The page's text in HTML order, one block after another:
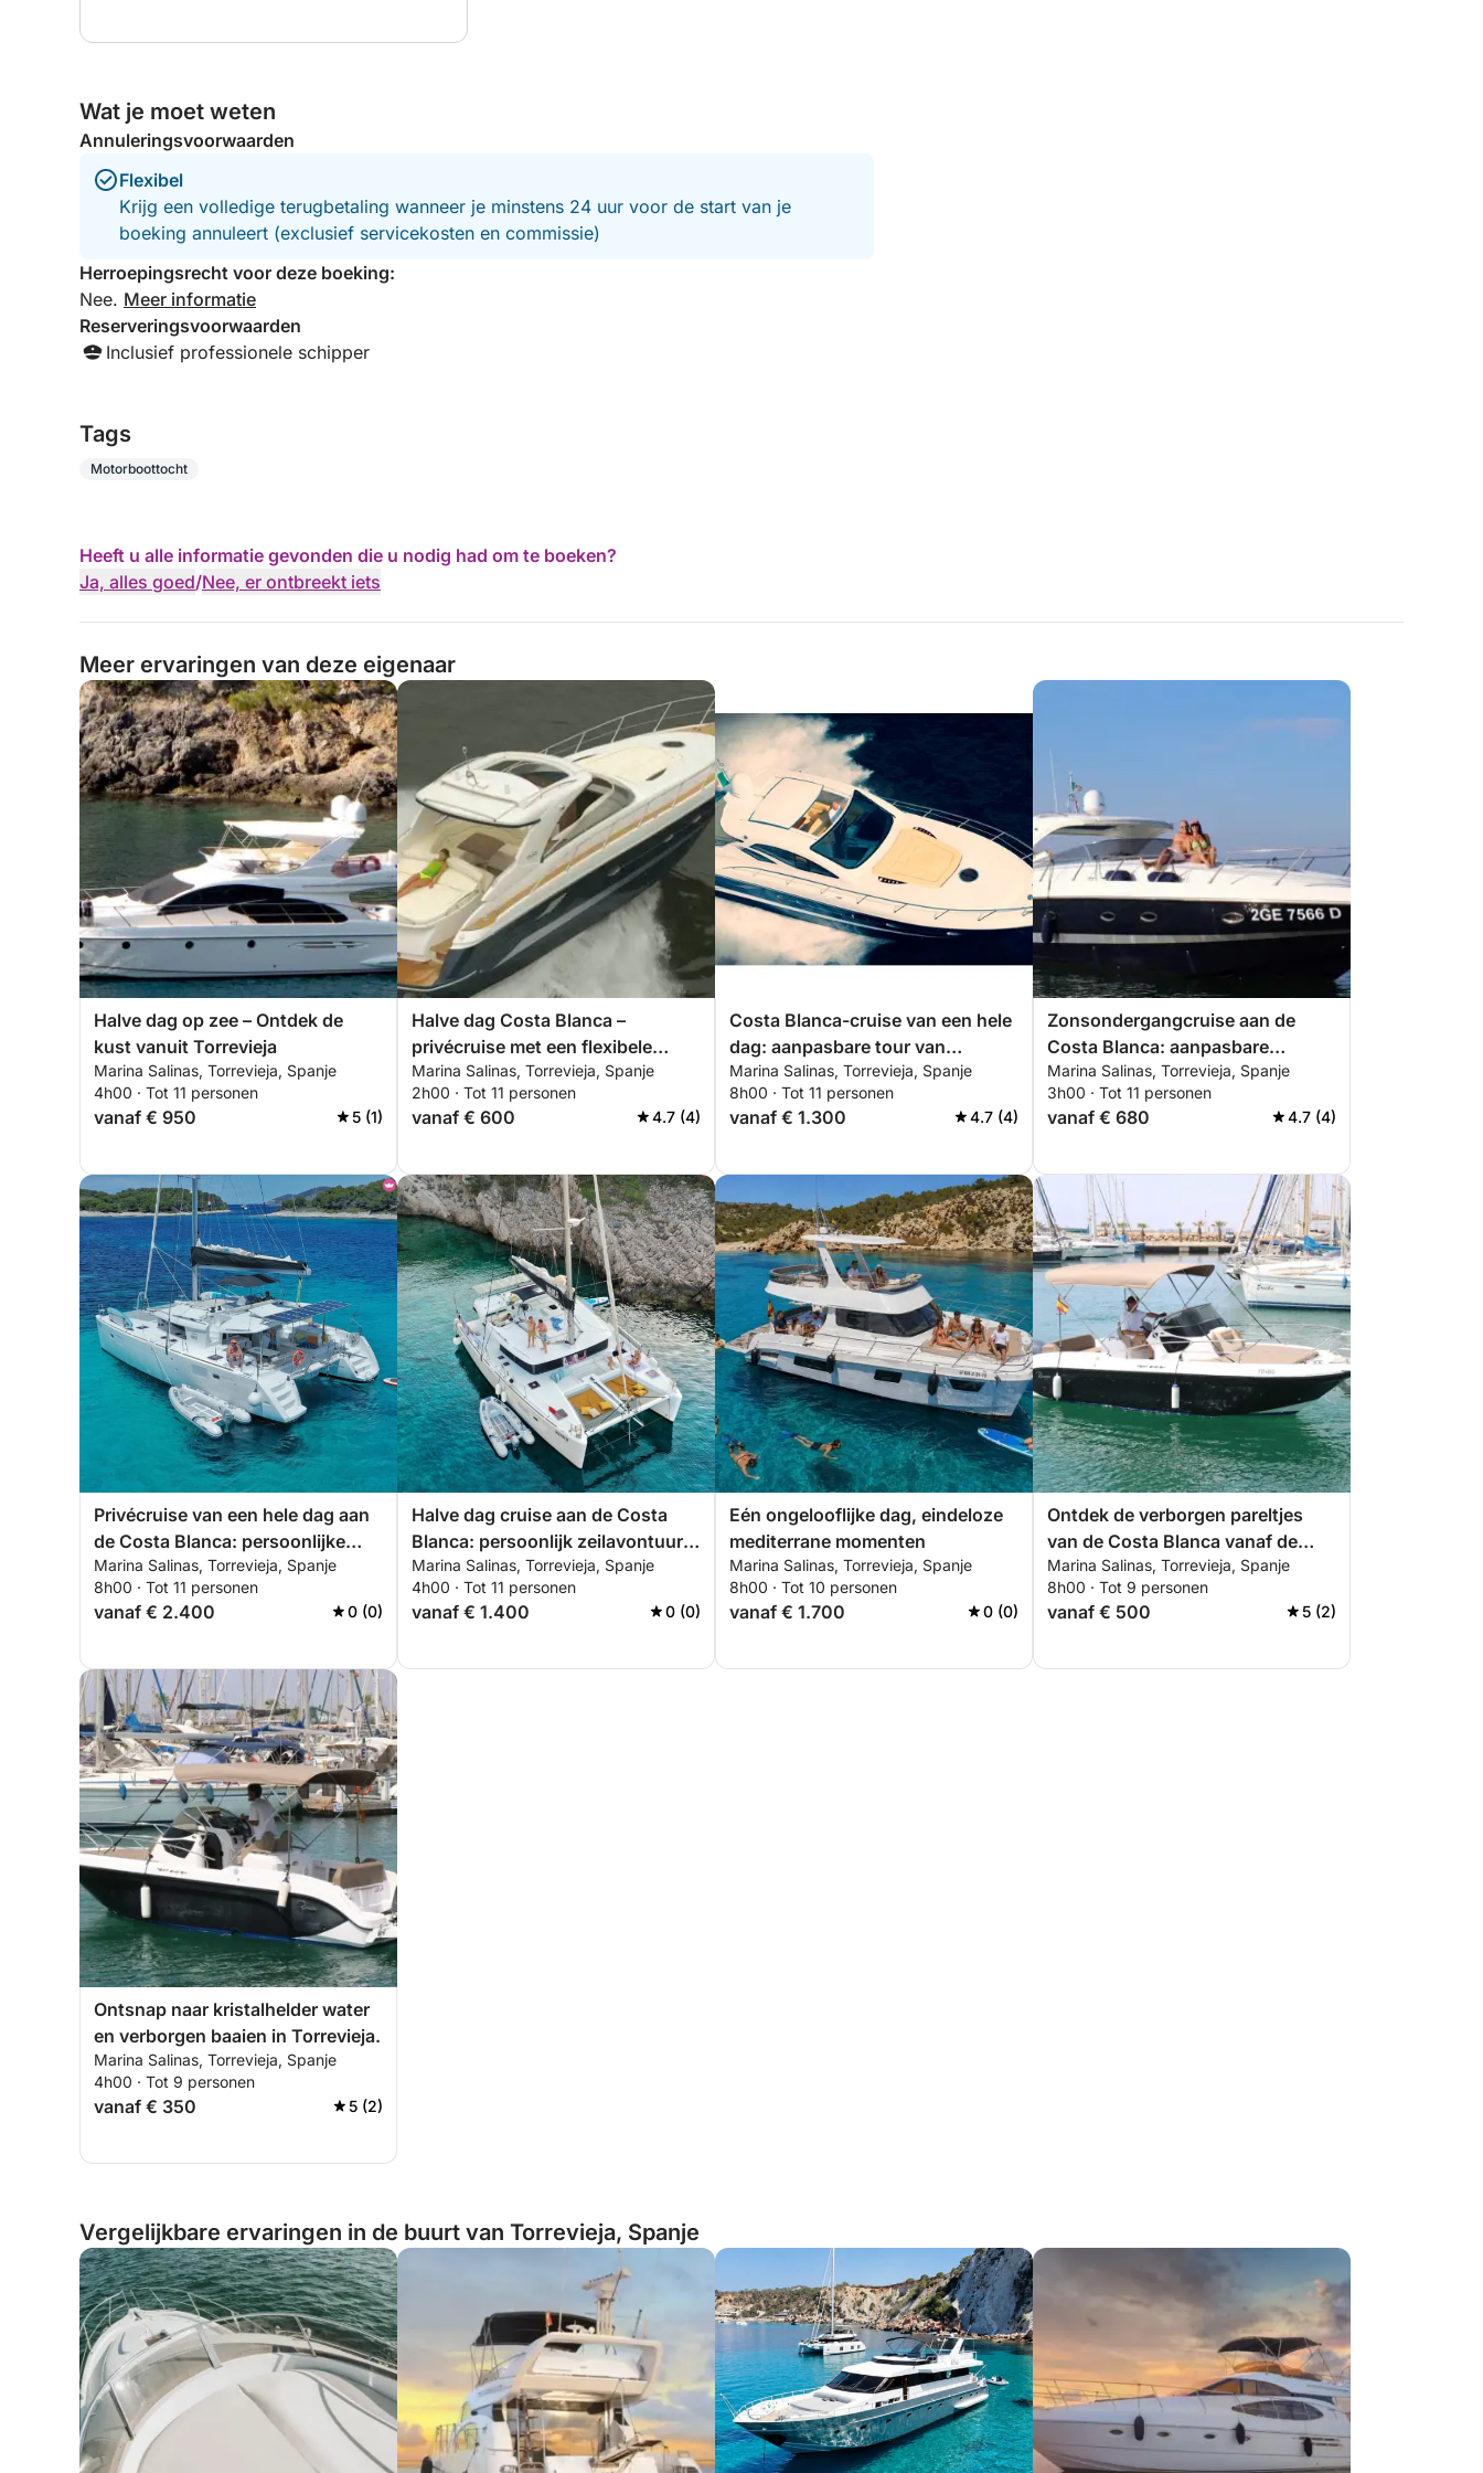
Wat je moet weten
Annuleringsvoorwaarden
Flexibel
Krijg een volledige terugbetaling wanneer je minstens 24 uur voor de start van je
boeking annuleert (exclusief servicekosten en commissie)
Herroepingsrecht voor deze boeking:
Nee. Meer informatie
Reserveringsvoorwaarden
Inclusief professionele schipper
Tags
Motorboottocht
Heeft u alle informatie gevonden die u nodig had om te boeken?
Ja, alles goed/Nee, er ontbreekt iets
Meer ervaringen van deze eigenaar
Halve dag op zee – Ontdek de
kust vanuit Torrevieja
Marina Salinas, Torrevieja, Spanje
4h00 · Tot 11 personen
vanaf € 950 5 (1)
Halve dag Costa Blanca –
privécruise met een flexibele
route
Marina Salinas, Torrevieja, Spanje
2h00 · Tot 11 personen
vanaf € 600 4.7 (4)
Costa Blanca-cruise van een hele
dag: aanpasbare tour van
Torrevieja naar La Manga en
Tabarca
Marina Salinas, Torrevieja, Spanje
8h00 · Tot 11 personen
vanaf € 1.300 4.7 (4)
Zonsondergangcruise aan de
Costa Blanca: aanpasbare
avondtour van Torrevieja naar La
Manga en Tabarca
Marina Salinas, Torrevieja, Spanje
3h00 · Tot 11 personen
vanaf € 680 4.7 (4)
Privécruise van een hele dag aan
de Costa Blanca: persoonlijke
zeilervaring van Torrevieja naar
Tabarca en La Manga
Marina Salinas, Torrevieja, Spanje
8h00 · Tot 11 personen
vanaf € 2.400 0 (0)
Halve dag cruise aan de Costa
Blanca: persoonlijk zeilavontuur
van Torrevieja naar Tabarca en La
Manga
Marina Salinas, Torrevieja, Spanje
4h00 · Tot 11 personen
vanaf € 1.400 0 (0)
Eén ongelooflijke dag, eindeloze
mediterrane momenten
Marina Salinas, Torrevieja, Spanje
8h00 · Tot 10 personen
vanaf € 1.700 0 (0)
Ontdek de verborgen pareltjes
van de Costa Blanca vanaf de
zee.
Marina Salinas, Torrevieja, Spanje
8h00 · Tot 9 personen
vanaf € 500 5 (2)
Ontsnap naar kristalhelder water
en verborgen baaien in Torrevieja.
Marina Salinas, Torrevieja, Spanje
4h00 · Tot 9 personen
vanaf € 350 5 (2)
Vergelijkbare ervaringen in de buurt van Torrevieja, Spanje